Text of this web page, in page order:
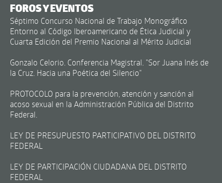
FOROS Y EVENTOS
Séptimo Concurso Nacional de Trabajo Monográfico
Entorno al Código Iberoamericano de Ética Judicial y
Cuarta Edición del Premio Nacional al Mérito Judicial
Gonzalo Celorio. Conferencia Magistral. "Sor Juana Inés de
la Cruz. Hacia una Poética del Silencio"
PROTOCOLO para la prevención, atención y sanción al
acoso sexual en la Administración Pública del Distrito
Federal.
LEY DE PRESUPUESTO PARTICIPATIVO DEL DISTRITO
FEDERAL
LEY DE PARTICIPACIÓN CIUDADANA DEL DISTRITO
FEDERAL